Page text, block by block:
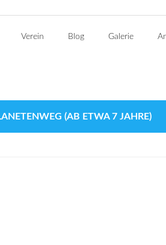
Verein Blog Galerie
(AB ETWA 7 JAHRE)